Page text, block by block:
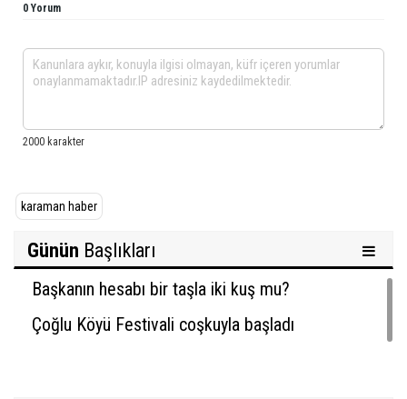
0 Yorum
karaman haber
Günün Başlıkları
Başkanın hesabı bir taşla iki kuş mu?
Çoğlu Köyü Festivali coşkuyla başladı